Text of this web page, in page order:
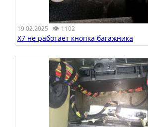
19.02.2025 👁 1102
X7 не работает кнопка багажника